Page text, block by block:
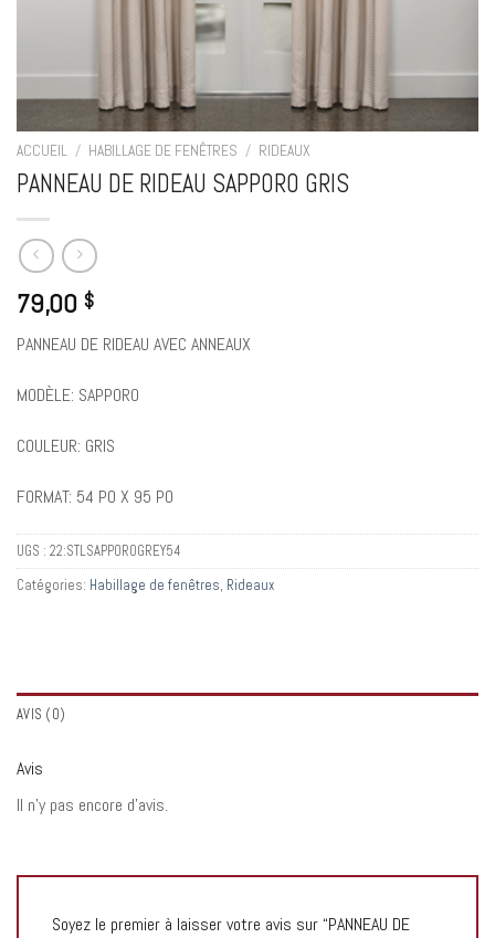
ACCUEIL / HABILLAGE DE FENÊTRES / RIDEAUX
PANNEAU DE RIDEAU SAPPORO GRIS
79,00 $
PANNEAU DE RIDEAU AVEC ANNEAUX
MODÈLE: SAPPORO
COULEUR: GRIS
FORMAT: 54 PO X 95 PO
UGS : 22:STLSAPPOROGREY54
Catégories: Habillage de fenêtres, Rideaux
AVIS (0)
Avis
Il n’y pas encore d’avis.
Soyez le premier à laisser votre avis sur “PANNEAU DE